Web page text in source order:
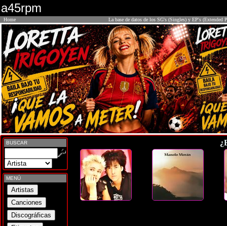
a45rpm
Home La base de datos de los SG's (Singles) y EP's (Extended
BUSCAR
MENÚ